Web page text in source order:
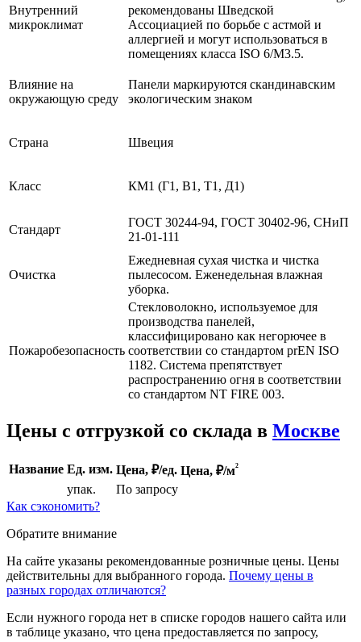
Внутренний
микроклимат
рекомендованы Шведской
Ассоциацией по борьбе с астмой и
аллергией и могут использоваться в
помещениях класса ISO 6/M3.5.
Влияние на
окружающую среду
Панели маркируются скандинавским
экологическим знаком
Страна Швеция
Класс КМ1 (Г1, В1, Т1, Д1)
Стандарт
ГОСТ 30244-94, ГОСТ 30402-96, СНиП
21-01-111
Очистка
Ежедневная сухая чистка и чистка
пылесосом. Еженедельная влажная
уборка.
Пожаробезопасность
Cтекловолокно, используемое для
производства панелей,
классифицировано как негорючее в
соответствии со стандартом prEN ISO
1182. Система препятствует
распространению огня в соответствии
со стандартом NT FIRE 003.
Цены с отгрузкой со склада в Москве
Название Ед. изм. Цена, ₽/ед. Цена, ₽/м²
упак.
По запросу
Как сэкономить?
Обратите внимание
На сайте указаны рекомендованные розничные цены. Цены
действительны для выбранного города. Почему цены в
разных городах отличаются?
Если нужного города нет в списке городов нашего сайта или
в таблице указано, что цена предоставляется по запросу,